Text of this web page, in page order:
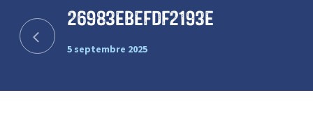
26983ebefdf2193e
5 septembre 2025